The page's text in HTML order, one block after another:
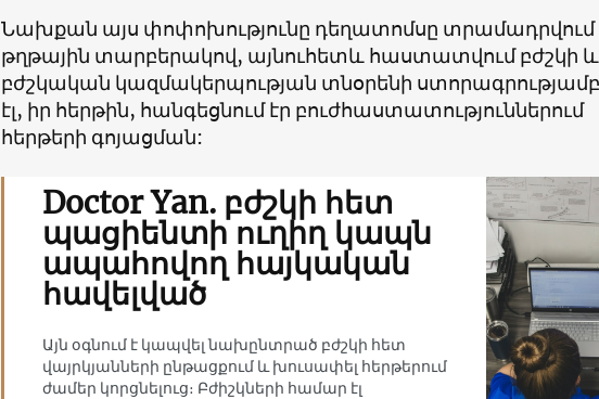
Նախքան այս փոփոխությունը դեղատոմսը տրամադրվում
թղթային տարբերակով, այնուհետև հաստատվում բժշկի և
բժշկական կազմակերպության տնօրենի
էլ, իր հերթին, հանգեցնում էր բուժհաստատություններում
հերթերի գոյացման:
Doctor Yan. բժշկի հետ
պացիենտի ուղիղ կապն
ապահովող հայկական
հավելված
Այն օգնում է կապվել նախընտրած բժշկի հետ
վայրկյանների ընթացքում և խուսափել հերթերում
ժամեր կորցնելուց։ Բժիշկների համար էլ